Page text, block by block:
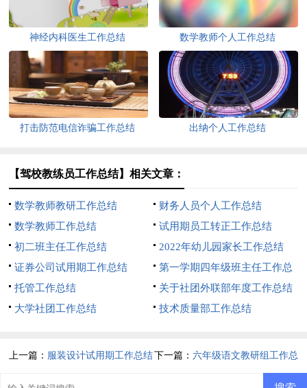
神经内科医生工作总结 数学教师个人工作总结
打击防范电信诈骗工作总结 出纳个人工作总结
【驾校教练员工作总结】相关文章：
数学教师教研工作总结
财务人员个人工作总结
数学教师工作总结
试用期员工转正工作总结
初二班主任工作总结
2022年幼儿园家长工作总结
证券公司试用期工作总结
第一学期四年级班主任工作总
结
托管工作总结
关于社团外联部年度工作总结
大学社团工作总结
技术质量部工作总结
上一篇： 服装设计试用期工作总结下一篇： 六年级语文教研组工作总